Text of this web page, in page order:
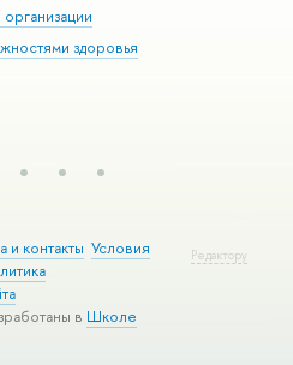
здоровья
Редактору
и контакты Условия
в Школе